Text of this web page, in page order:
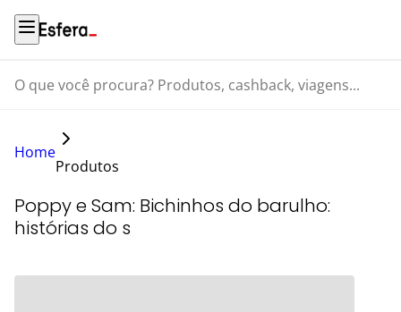
O que você procura? Produtos, cashback, viagens...
Home
Produtos
Poppy e Sam: Bichinhos do barulho:
histórias do s